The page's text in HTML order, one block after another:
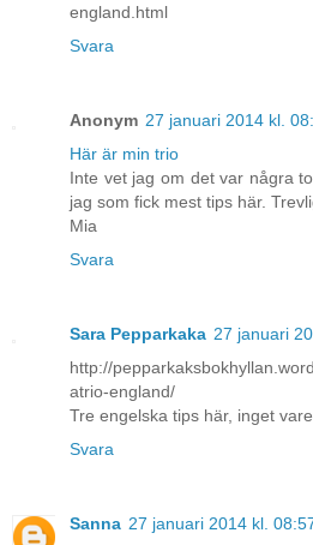
england.html
Svara
Anonym 27 januari 2014 kl.
Här är min trio
Inte vet jag om det var några
jag som fick mest tips här.
Mia
Svara
Sara Pepparkaka 27 januari
http://
atrio-england/
Tre engelska tips här, inget
Svara
Sanna 27 januari 2014 kl.